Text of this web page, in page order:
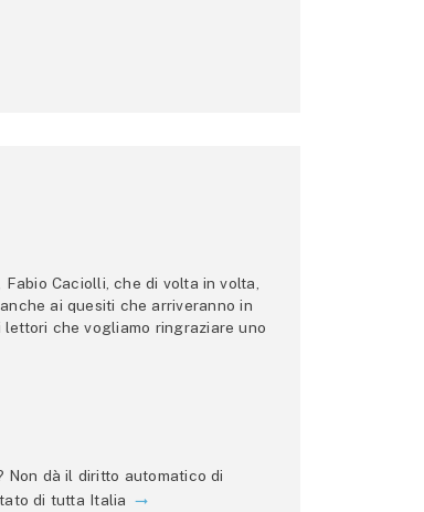
Caciolli, che di volta in volta,
ai quesiti che arriveranno in
che vogliamo ringraziare uno
Non dà il diritto automatico di
di tutta Italia